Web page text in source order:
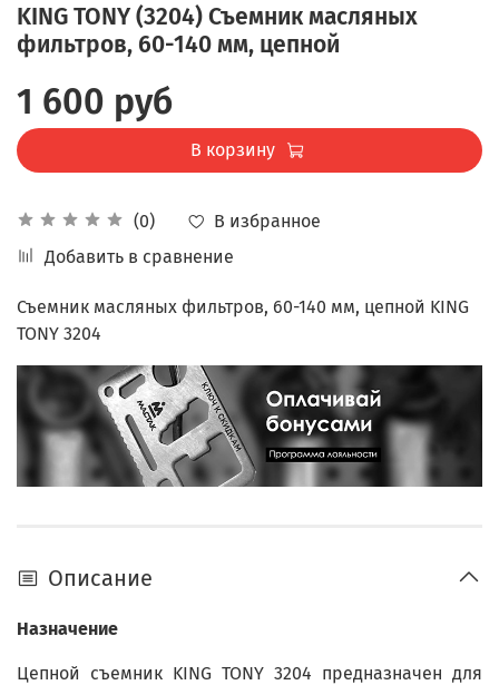
KING TONY (3204) Съемник масляных
фильтров, 60-140 мм, цепной
(0)
В избранное
Добавить в сравнение
1 600 руб
В корзину
Съемник масляных фильтров, 60-140 мм, цепной KING
TONY 3204
Описание
Назначение
Цепной съемник KING TONY 3204 предназначен для